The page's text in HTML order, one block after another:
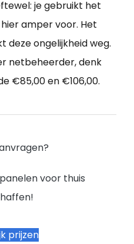
je gebruikt het
amper voor. Het
ongelijkheid weg.
netbeheerder, denk
€85,00 en €106,00.
voor thuis
prijzen